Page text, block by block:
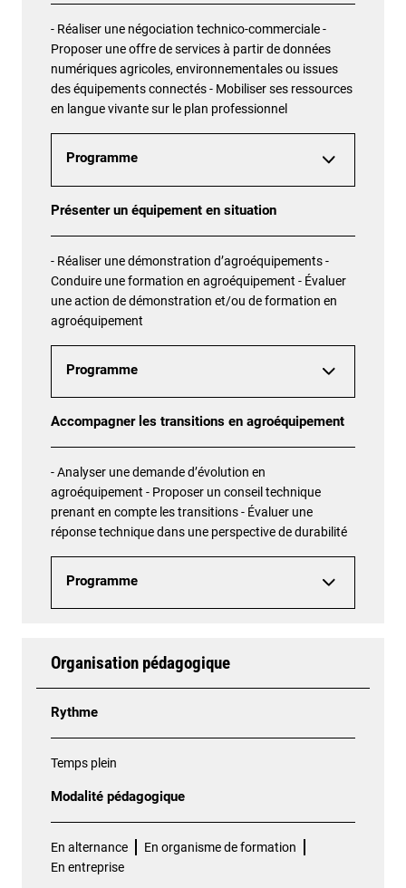
- Réaliser une négociation technico-commerciale -
Proposer une offre de services à partir de données
numériques agricoles, environnementales ou issues
des équipements connectés - Mobiliser ses ressources
en langue vivante sur le plan professionnel
Programme
Présenter un équipement en situation
- Réaliser une démonstration d’agroéquipements -
Conduire une formation en agroéquipement - Évaluer
une action de démonstration et/ou de formation en
agroéquipement
Programme
Accompagner les transitions en agroéquipement
- Analyser une demande d’évolution en
agroéquipement - Proposer un conseil technique
prenant en compte les transitions - Évaluer une
réponse technique dans une perspective de durabilité
Programme
Organisation pédagogique
Rythme
Temps plein
Modalité pédagogique
En alternance
En organisme de formation
En entreprise